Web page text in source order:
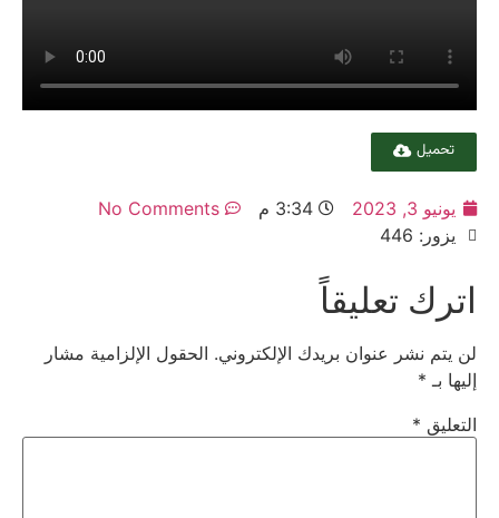
تحميل
يونيو 3, 2023 3:34 م
No Comments
يزور: 446
اترك تعليقاً
لن يتم نشر عنوان بريدك الإلكتروني. الحقول الإلزامية مشار
إليها بـ *
التعليق *